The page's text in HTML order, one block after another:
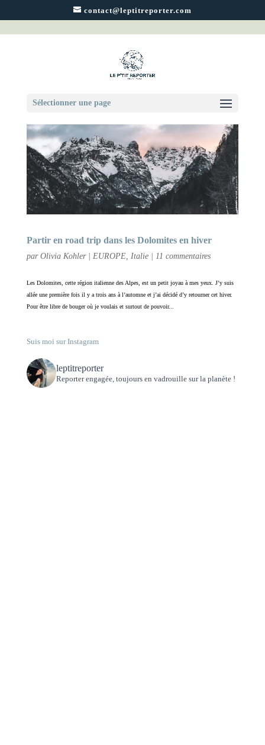
contact@leptitreporter.com
Sélectionner une page
Partir en road trip dans les Dolomites en hiver
par Olivia Kohler| EUROPE, Italie| 11 commentaires
Les Dolomites, cette région italienne des Alpes, est un petit joyau à mes yeux. J’y suis
allée une première fois il y a trois ans à l’automne et j’ai décidé d’y retourner cet hiver.
Pour être libre de bouger où je voulais et surtout de pouvoir...
Suis moi sur Instagram
leptitreporter
Reporter engagée, toujours en vadrouille sur la planète !